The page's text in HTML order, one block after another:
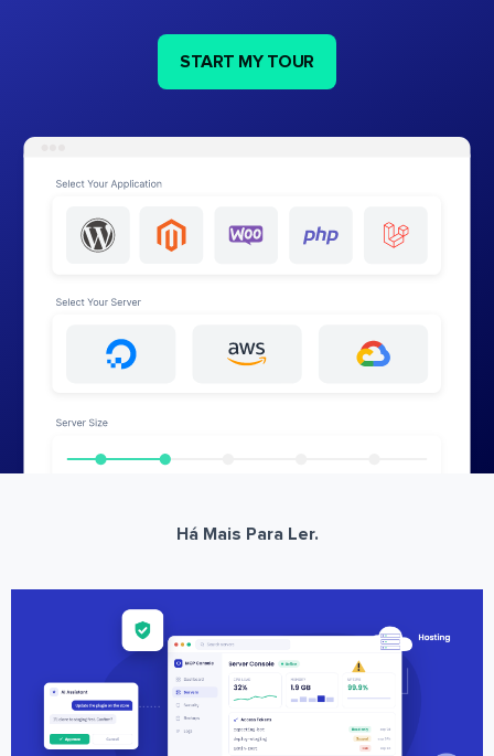
START MY TOUR
Há Mais Para Ler.